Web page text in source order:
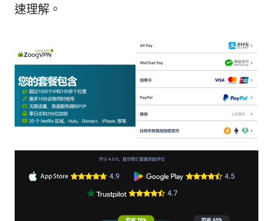
速理解。